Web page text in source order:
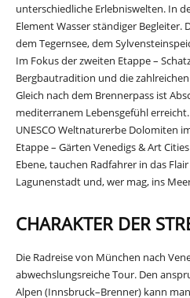
unterschiedliche Erlebniswelten. In
Element Wasser ständiger Begleiter.
dem Tegernsee, dem
Im Fokus der zweiten Etappe –
Bergbautradition und die
Gleich nach dem Brennerpass ist
mediterranem Lebensgefühl
UNESCO Weltnaturerbe Dolomiten
Etappe – Gärten Venedigs & Art
Ebene, tauchen Radfahrer in das
Lagunenstadt und, wer mag, ins
CHARAKTER DER
Die Radreise von München nach
abwechslungsreiche Tour. Den
Alpen (Innsbruck–Brenner) kann